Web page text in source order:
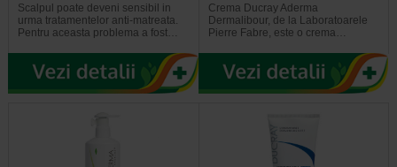
Scalpul poate deveni sensibil in
urma tratamentelor anti-matreata.
Pentru aceasta problema a fost…
Crema Ducray Aderma
Dermalibour, de la Laboratoarele
Pierre Fabre, este o crema…